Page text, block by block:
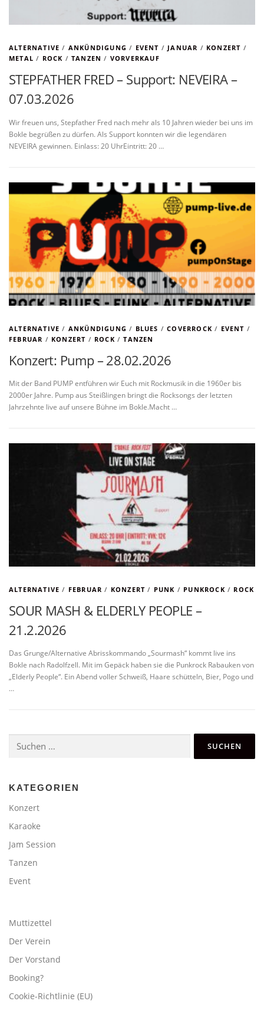
ALTERNATIVE / ANKÜNDIGUNG / EVENT / JANUAR / KONZERT /
METAL / ROCK /TANZEN / VORVERKAUF
STEPFATHER FRED – Support: NEVEIRA –
07.03.2026
Wir freuen uns, Stepfather Fred nach mehr als 10 Jahren wieder bei uns im
Bokle begrüßen zu dürfen. Als Support konnten wir die legendären
NEVEIRA gewinnen. Einlass: 20 UhrEintritt: 20 …
ALTERNATIVE / ANKÜNDIGUNG / BLUES /COVERROCK / EVENT /
FEBRUAR / KONZERT / ROCK /TANZEN
Konzert: Pump – 28.02.2026
Mit der Band PUMP entführen wir Euch mit Rockmusik in die 1960er bis
2000er Jahre. Pump aus Steißlingen bringt die Rocksongs der letzten
Jahrzehnte live auf unsere Bühne im Bokle.Macht …
ALTERNATIVE / FEBRUAR / KONZERT / PUNK / PUNKROCK / ROCK
SOUR MASH & ELDERLY PEOPLE –
21.2.2026
Das Grunge/Alternative Abrisskommando „Sourmash“ kommt live ins
Bokle nach Radolfzell. Mit im Gepäck haben sie die Punkrock Rabauken von
„Elderly People“. Ein Abend voller Schweiß, Haare schütteln, Bier, Pogo und
…
nach:
KATEGORIEN
Konzert
Karaoke
Jam Session
Tanzen
Event
Muttizettel
Der Verein
Der Vorstand
Booking?
Cookie-Richtlinie (EU)